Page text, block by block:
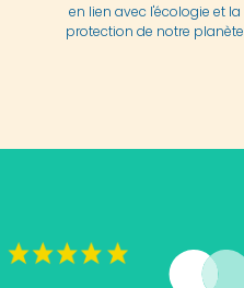
en lien avec l'écologie et la
protection de notre planète